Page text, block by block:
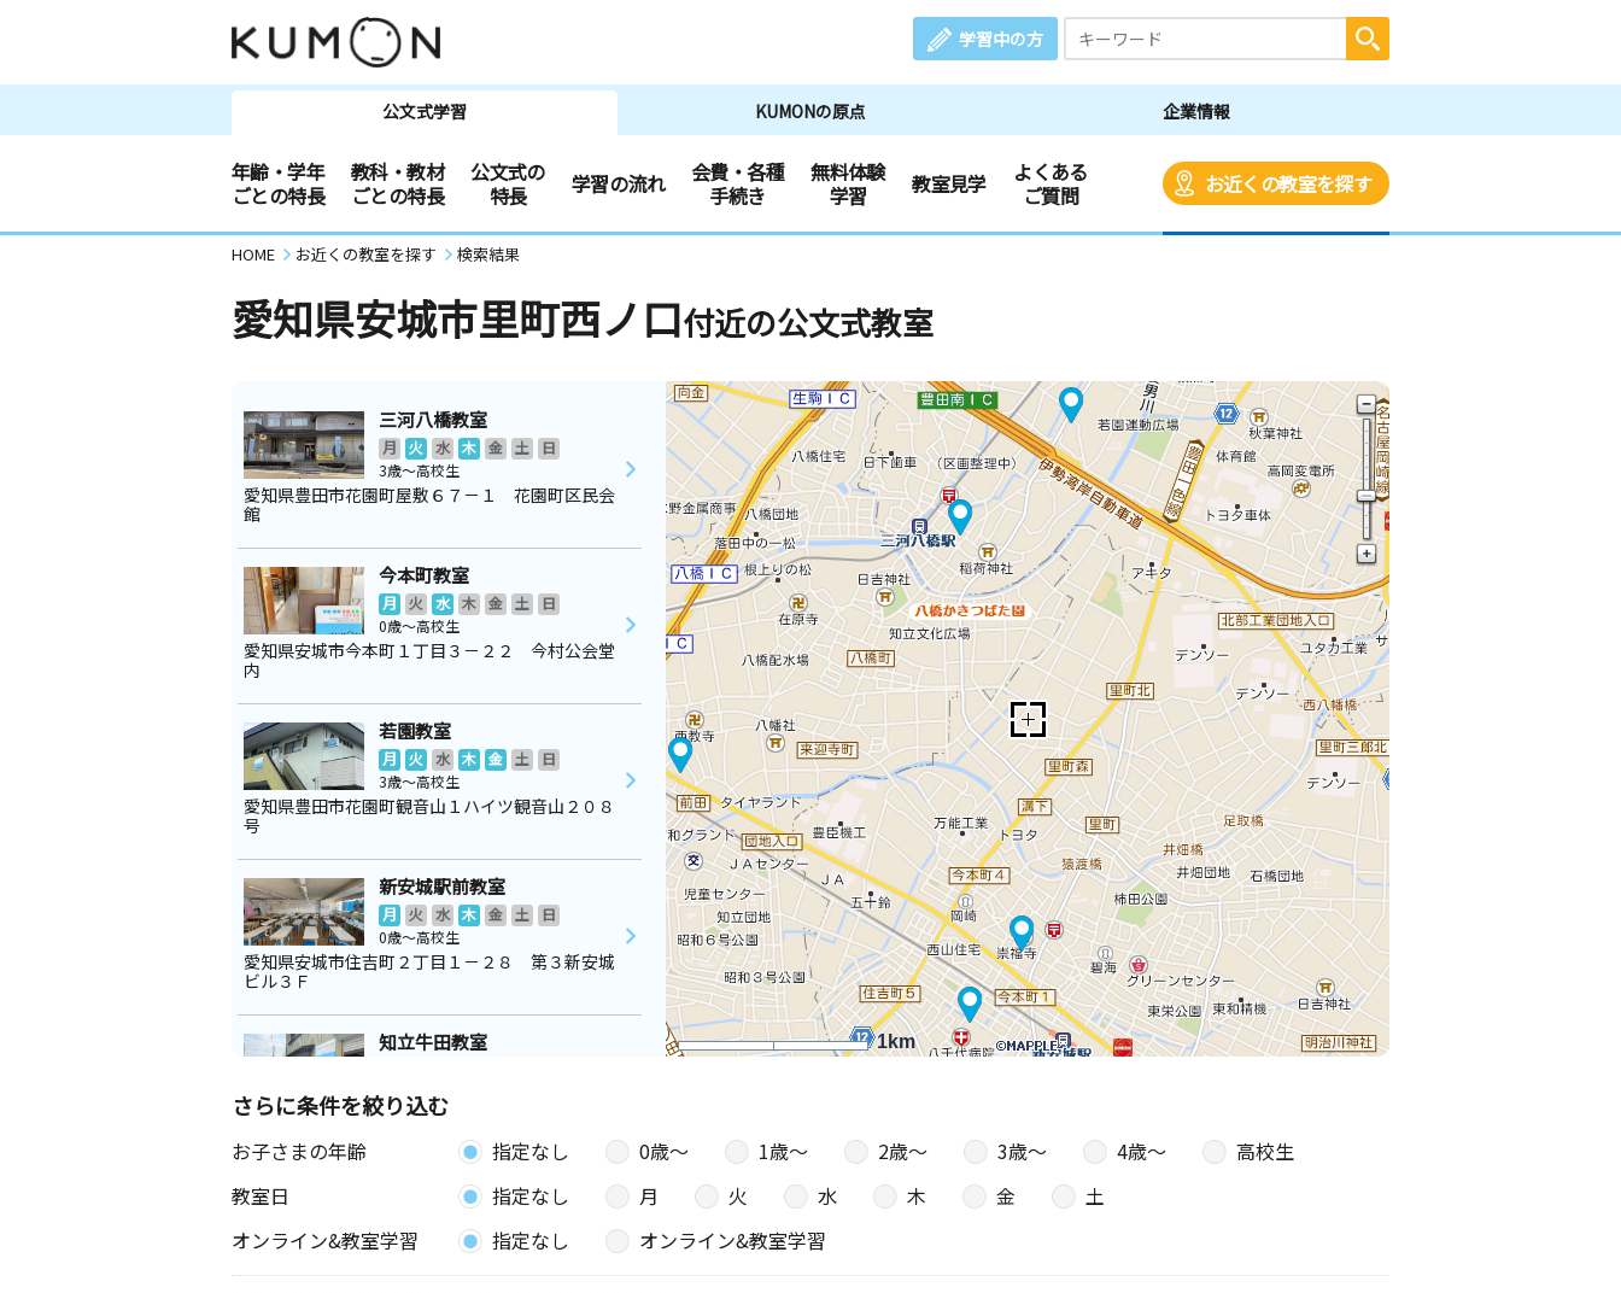
学習中の方
公文式学習 KUMONの原点 企業情報
年齢・学年
ごとの特長
教科・教材
ごとの特長
公文式の
特長
学習の流れ
会費・各種
手続き
無料体験
学習
教室見学
よくある
ご質問
お近くの教室を探す
HOME お近くの教室を探す 検索結果
愛知県安城市里町西ノ口付近の公文式教室
1km
三河八橋教室
月 火 水 木 金 土
日
3歳～高校生
愛知県豊田市花園町屋敷６７－１ 花園町区民会
館
今本町教室
月 火 水 木 金 土
日
0歳～高校生
愛知県安城市今本町１丁目３－２２ 今村公会堂
内
若園教室
月 火 水 木 金 土
日
3歳～高校生
愛知県豊田市花園町観音山１ハイツ観音山２０８
号
新安城駅前教室
月 火 水 木 金 土
日
0歳～高校生
愛知県安城市住吉町２丁目１－２８ 第３新安城
ビル３Ｆ
知立牛田教室
2歳～高校生
愛知県知立市牛田町稲場８２
さらに条件を絞り込む
お子さまの年齢 指定なし 0歳〜 1歳〜 2歳〜 3歳〜 4歳〜
高校生
教室日
指定なし 月 火 水 木 金
土
オンライン&教室学習
指定なし オンライン&教室学習